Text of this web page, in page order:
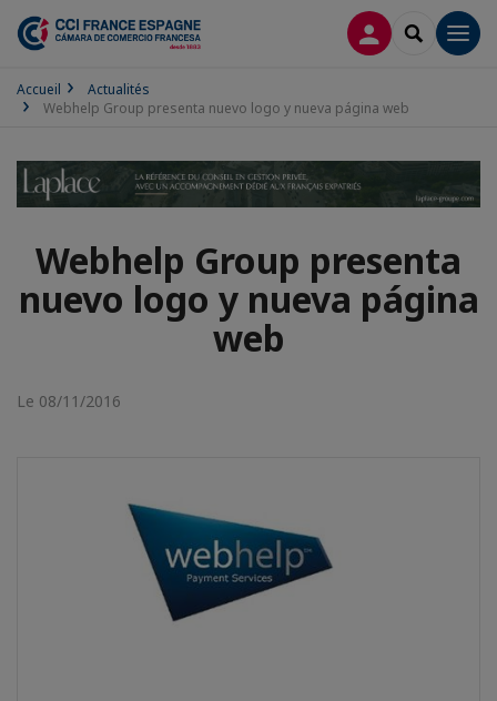
CONNEXION
Accueil
Actualités
Webhelp Group presenta nuevo logo y nueva página web
Webhelp Group presenta
nuevo logo y nueva página
web
Le 08/11/2016